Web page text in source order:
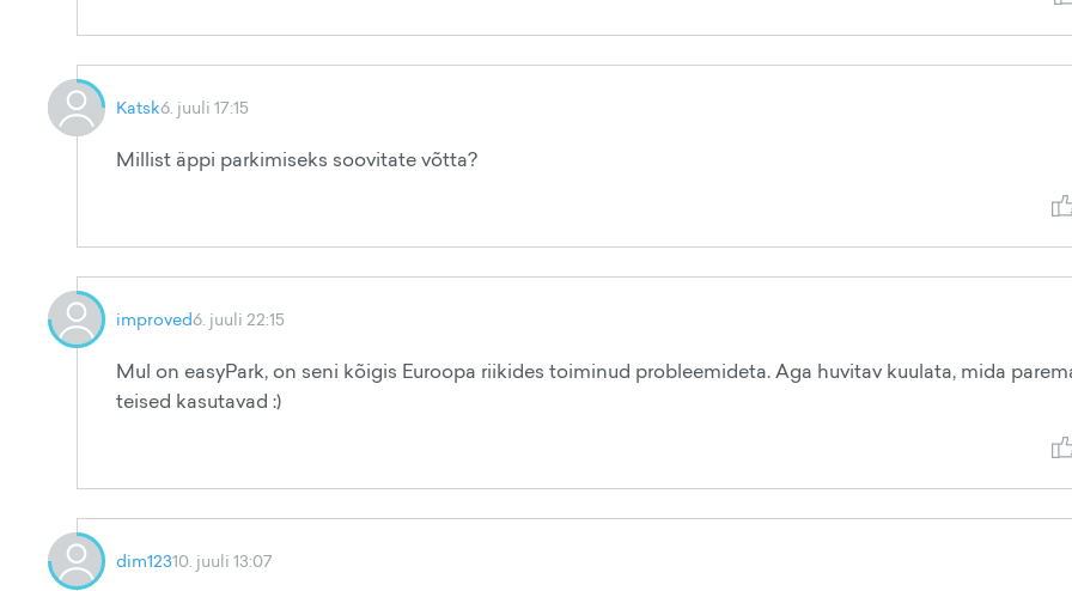
Katsk6. juuli 17:15
Millist äppi parkimiseks soovitate võtta?
improved6. juuli 22:15
Mul on easyPark, on seni kõigis Euroopa riikides toiminud probleemideta. Aga huvitav kuulata, mida
teised kasutavad :)
dim12310. juuli 13:07